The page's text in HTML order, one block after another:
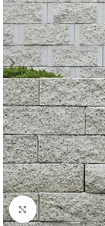
Click to enlarge